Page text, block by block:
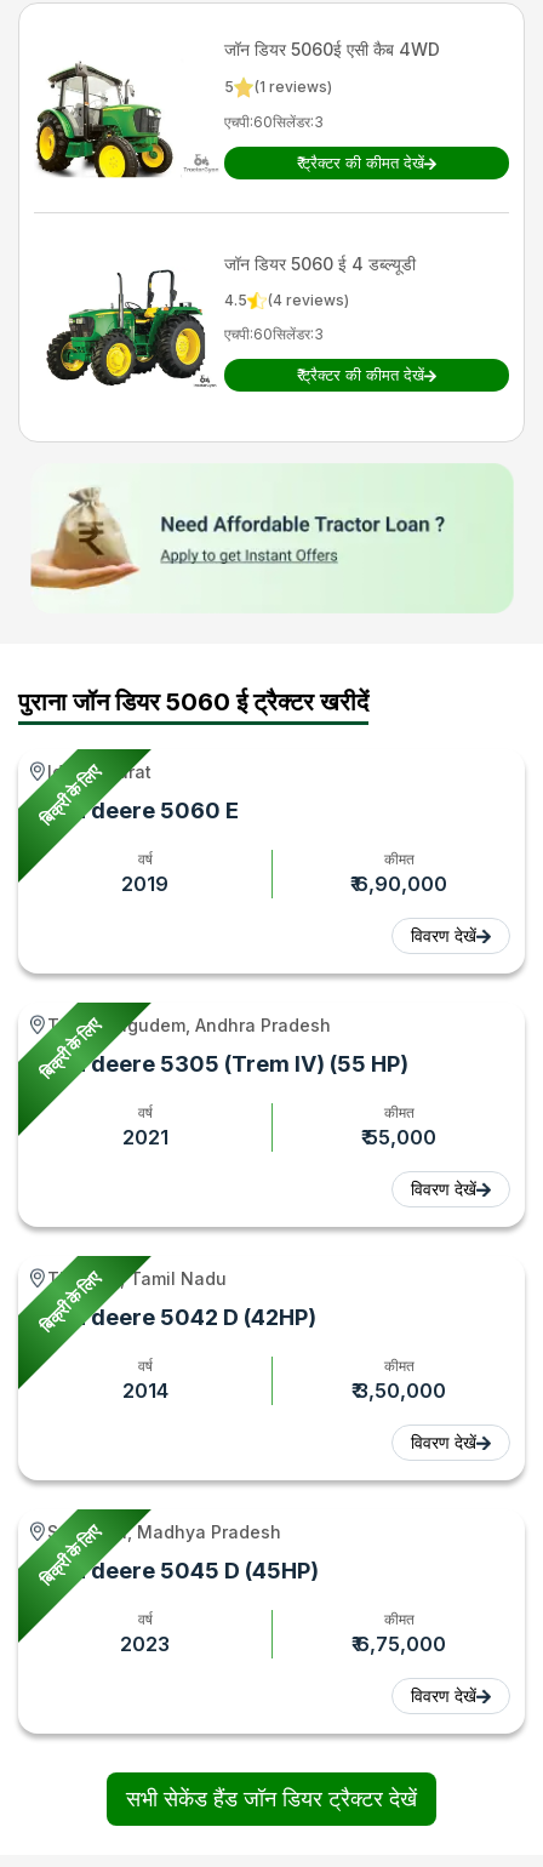
जॉन डियर 5060ई एसी कैब 4WD
5 (1 reviews)
एचपी:60सिलेंडर:3
₹ट्रैक्टर की कीमत देखें
जॉन डियर 5060 ई 4 डब्ल्यूडी
4.5 (4reviews)
एचपी:60सिलेंडर:3
₹ट्रैक्टर की कीमत देखें
पुराना जॉन डियर 5060 ई ट्रैक्टर खरीदें
बिक्री के लिए
Idar, Gujarat
John deere 5060 E
वर्ष
2019
कीमत
₹ 6,90,000
विवरण देखें
बिक्री के लिए
Tadepalligudem, Andhra Pradesh
John deere 5305 (Trem IV) (55 HP)
वर्ष
2021
कीमत
₹ 55,000
विवरण देखें
बिक्री के लिए
Tiruttani, Tamil Nadu
John deere 5042 D (42HP)
वर्ष
2014
कीमत
₹ 3,50,000
विवरण देखें
बिक्री के लिए
Sonkatch, Madhya Pradesh
John deere 5045 D (45HP)
वर्ष
2023
कीमत
₹ 6,75,000
विवरण देखें
सभी सेकेंड हैंड जॉन डियर ट्रैक्टर देखें